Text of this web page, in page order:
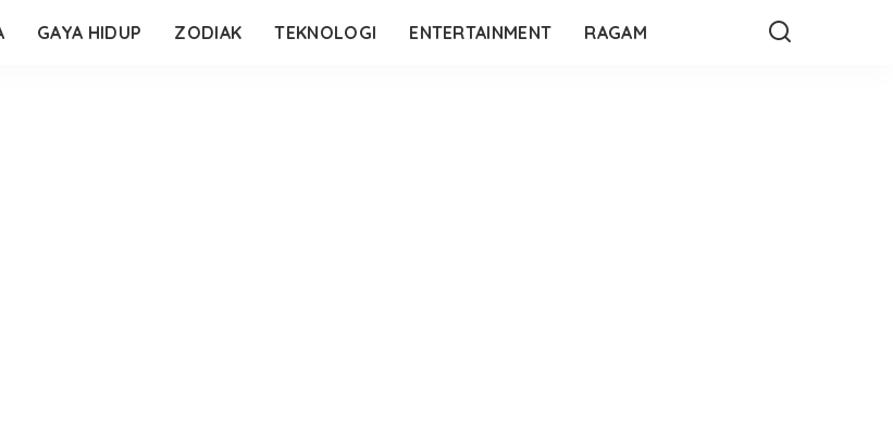
GAYA HIDUP ZODIAK TEKNOLOGI ENTERTAINMENT RAGAM